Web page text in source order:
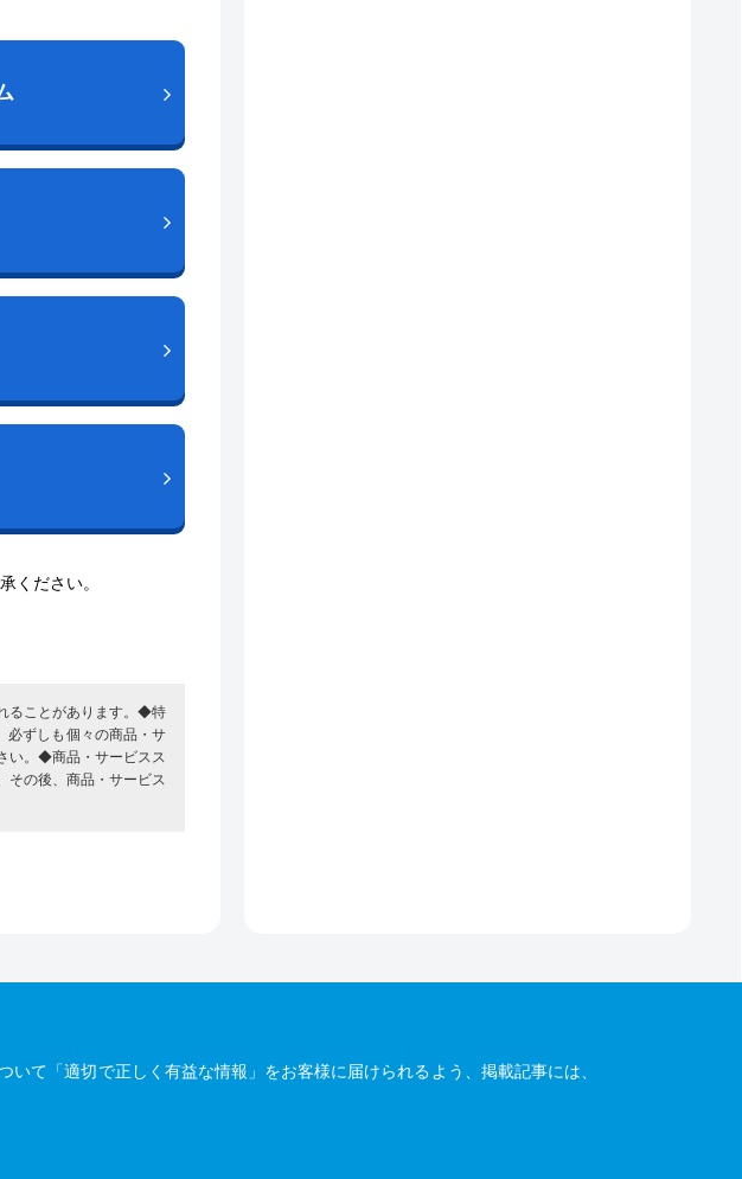
ください。
ることがあります。◆特
必ずしも個々の商品・サ
い。◆商品・サービスス
その後、商品・サービス
て「適切で正しく有益な情報」をお客様に届けられるよう、掲載記事には、